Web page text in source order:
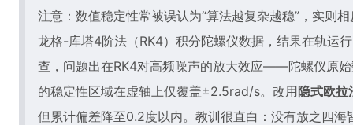
注意：数值稳定性常被误认为“算法越复杂越稳”，实则
龙格-库塔4阶法（RK4）积分陀螺仪数据，结果在轨运
查，问题出在RK4对高频噪声的放大效应——陀螺仪原
的稳定性区域在虚轴上仅覆盖±2.5rad/s。改用 隐式欧
但累计偏差降至0.2度以内。教训很直白：没有放之四海